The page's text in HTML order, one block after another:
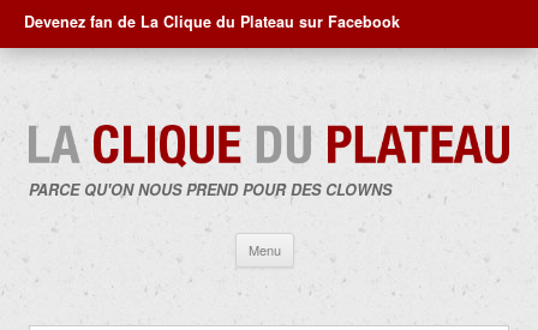
Devenez fan de La Clique du Plateau sur Facebook
PARCE QU'ON NOUS PREND POUR DES CLOWNS
Menu
contenu